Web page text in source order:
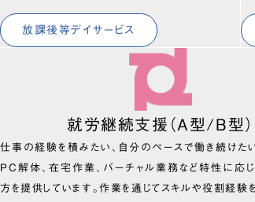
放課後等デイサービス
就労継続支援（A型/B型）
仕事の経験を積みたい、自分のペースで働き続けた
PC解体、在宅作業、バーチャル業務など特性に応
方を提供しています。作業を通じてスキルや役割経験